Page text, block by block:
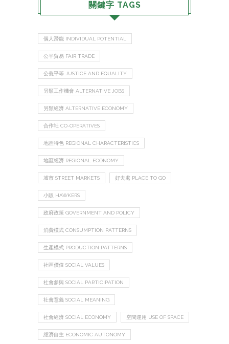
關鍵字 TAGS
個人潛能 INDIVIDUAL POTENTIAL
公平貿易 FAIR TRADE
公義平等 JUSTICE AND EQUALITY
另類工作機會 ALTERNATIVE JOBS
另類經濟 ALTERNATIVE ECONOMY
合作社 CO-OPERATIVES
地區特色 REGIONAL CHARACTERISTICS
地區經濟 REGIONAL ECONOMY
墟市 STREET MARKETS 好去處 PLACE TO GO
小販 HAWKERS
政府政策 GOVERNMENT AND POLICY
消費模式 CONSUMPTION PATTERNS
生產模式 PRODUCTION PATTERNS
社區價值 SOCIAL VALUES
社會參與 SOCIAL PARTICIPATION
社會意義 SOCIAL MEANING
社會經濟 SOCIAL ECONOMY 空間運用 USE OF SPACE
經濟自主 ECONOMIC AUTONOMY